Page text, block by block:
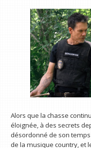
Alors que la chasse
éloignée, à des secrets
désordonné de son
de la musique country, et